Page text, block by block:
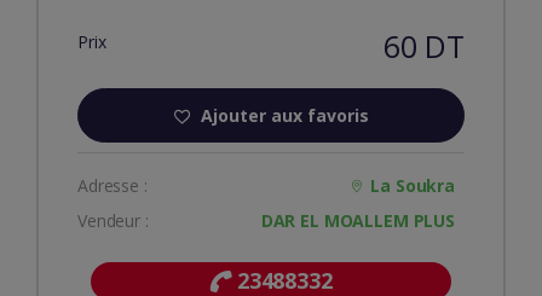
Prix 60 DT
Ajouter aux favoris
Adresse :
La Soukra
Vendeur :
DAR EL MOALLEM PLUS
23488332